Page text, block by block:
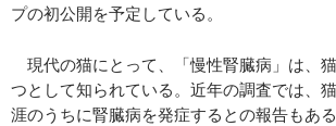
プの初公開を予定している。
現代の猫にとって、「慢性腎臓病」は、
つとして知られている。近年の調査では、
涯のうちに腎臓病を発症するとの報告もあ